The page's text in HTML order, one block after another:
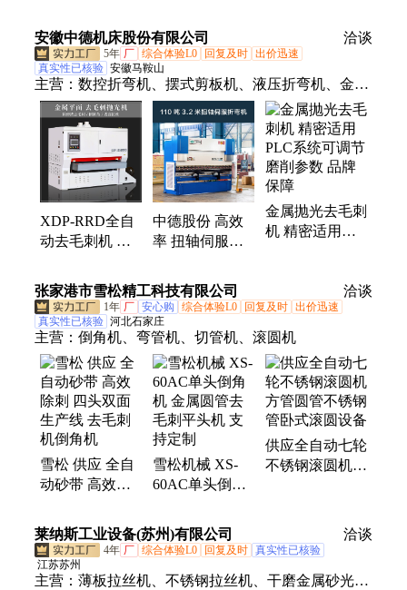
滑
机
光设备精密倒角
机器
安徽中德机床股份有限公司 洽谈
5年 厂 综合体验L0 回复及时 出价迅速
真实性已核验 安徽马鞍山
主营： 数控折弯机、摆式剪板机、液压折弯机、金属
去毛刺机、剪板机刀片
XDP-RRD全自
动去毛刺机 切
光机钣金除熔渣
倒角砂带
中德股份 高效
率 扭轴伺服折
具压边机器 工
厂直营
金属抛光去毛刺
机 精密适用
张家港市雪松精工科技有限公司 洽谈
1年 厂 安心购 综合体验L0 回复及时 出价迅速
真实性已核验 河北石家庄
主营： 倒角机、弯管机、切管机、滚圆机
雪松 供应 全自
动砂带 高效除
产线 去毛刺机
倒角机
雪松机械 XS-
60AC单头倒角
毛刺平头机 支
持定制
供应全自动七轮
不锈钢滚圆机
莱纳斯工业设备(苏州)有限公司
洽谈
4年 厂 综合体验L0 回复及时 真实性已核验
江苏苏州
主营： 薄板拉丝机、不锈钢拉丝机、干磨金属砂光